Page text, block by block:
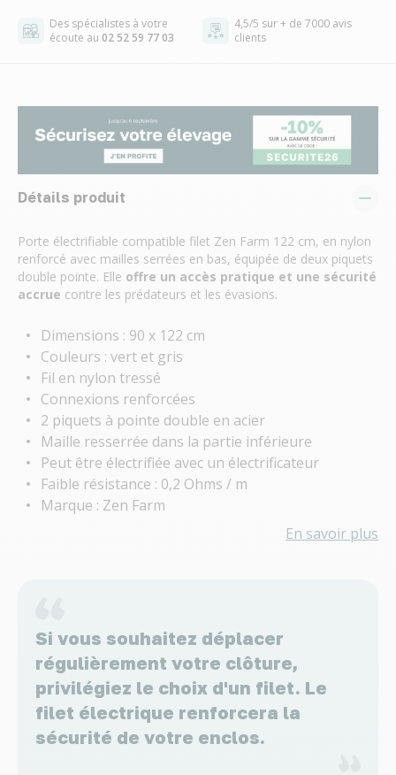
Des spécialistes à votre
écoute au 02 52 59 77 03
4,5/5 sur + de 7000 avis
clients
Détails produit
Porte électrifiable compatible filet Zen Farm 122 cm, en nylon
renforcé avec mailles serrées en bas, équipée de deux piquets
double pointe. Elle offre un accès pratique et une sécurité
accrue contre les prédateurs et les évasions.
Dimensions : 90 x 122 cm
Couleurs : vert et gris
Fil en nylon tressé
Connexions renforcées
2 piquets à pointe double en acier
Maille resserrée dans la partie inférieure
Peut être électrifiée avec un électrificateur
Faible résistance : 0,2 Ohms / m
Marque : Zen Farm
En savoir plus
Si vous souhaitez déplacer
régulièrement votre clôture,
privilégiez le choix d'un filet. Le
filet électrique renforcera la
sécurité de votre enclos.